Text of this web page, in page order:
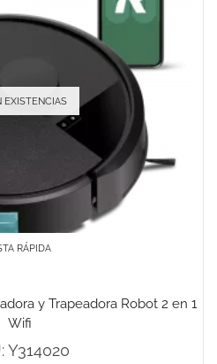
EXISTENCIAS
RÁPIDA
y Trapeadora Robot 2 en 1
Wifi
Y314020